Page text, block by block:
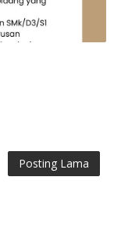
Posting Lama